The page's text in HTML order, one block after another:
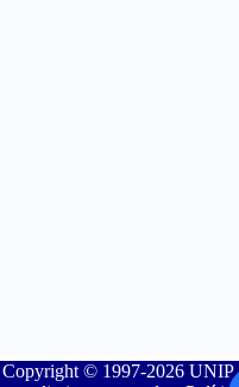
Copyright © 1997-2026 UNIP